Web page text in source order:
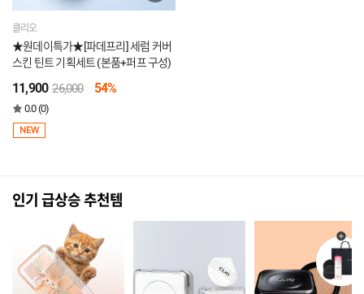
클리오
★원데이특가★[파데프리] 세럼 커버
스킨 틴트 기획세트 (본품+퍼프 구성)
11,900 26,000 54%
0.0 (0)
NEW
인기 급상승 추천템